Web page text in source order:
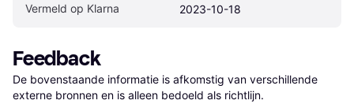
Vermeld op Klarna 2023-10-18
Feedback
De bovenstaande informatie is afkomstig van verschillende
externe bronnen en is alleen bedoeld als richtlijn.